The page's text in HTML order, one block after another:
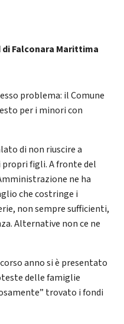
Falconara Marittima
problema: il Comune
per i minori con
di non riuscire a
figli. A fronte del
ne ha
che costringe i
non sempre sufficienti,
Alternative non ce ne
anno si è presentato
delle famiglie
trovato i fondi